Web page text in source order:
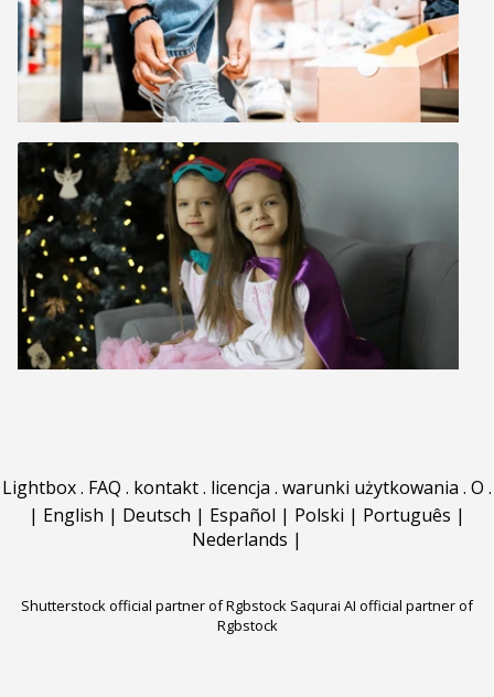
Lightbox. FAQ . kontakt. licencja . warunki użytkowania . O .
| English | Deutsch | Español | Polski | Português |
Nederlands |
Shutterstock official partner of Rgbstock Saqurai AI official partner of
Rgbstock